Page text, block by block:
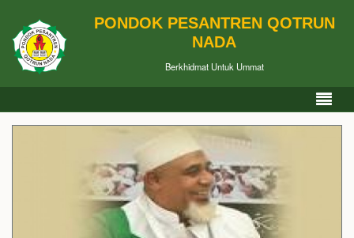
PONDOK PESANTREN QOTRUN
NADA
Berkhidmat Untuk Ummat